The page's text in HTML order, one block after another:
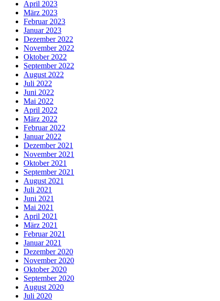
April 2023
März 2023
Februar 2023
Januar 2023
Dezember 2022
November 2022
Oktober 2022
September 2022
August 2022
Juli 2022
Juni 2022
Mai 2022
April 2022
März 2022
Februar 2022
Januar 2022
Dezember 2021
November 2021
Oktober 2021
September 2021
August 2021
Juli 2021
Juni 2021
Mai 2021
April 2021
März 2021
Februar 2021
Januar 2021
Dezember 2020
November 2020
Oktober 2020
September 2020
August 2020
Juli 2020